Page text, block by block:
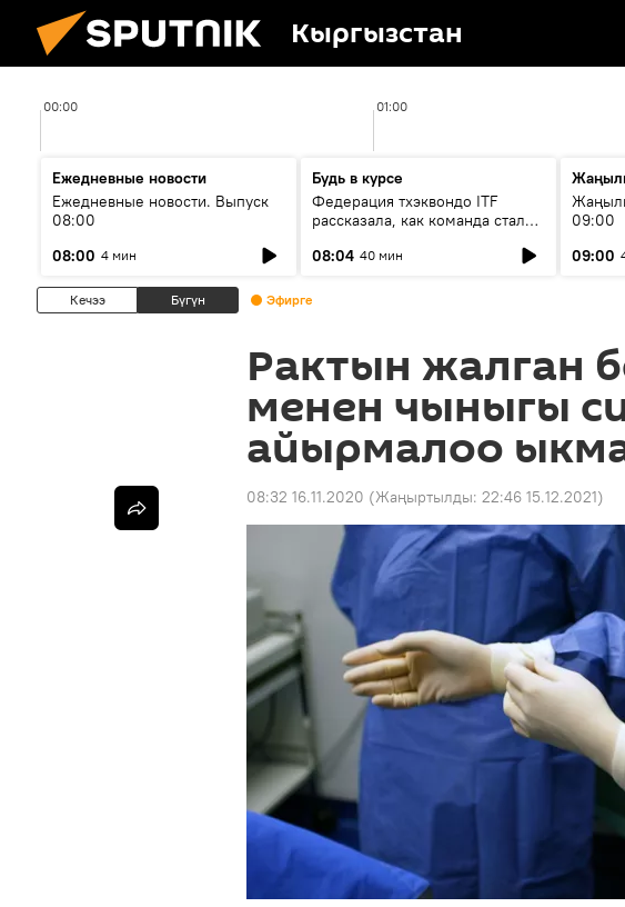
Кыргызстан
00:00 01:00
Ежедневные новости
Ежедневные новости. Выпуск
08:00
08:00 4 мин
Будь в курсе
Федерация тхэквондо ITF
рассказала, как команда стала
08:04 40 мин
09:00
09:00
Кечээ Бүгүн Эфирге
Рактын жалган
менен чыныгы
айырмалоо
08:32 16.11.2020 (Жаңыртылды: 22:46 15.12.2021)